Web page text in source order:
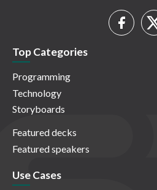
Top Categories
Programming
Technology
Storyboards
Featured decks
Featured speakers
Use Cases